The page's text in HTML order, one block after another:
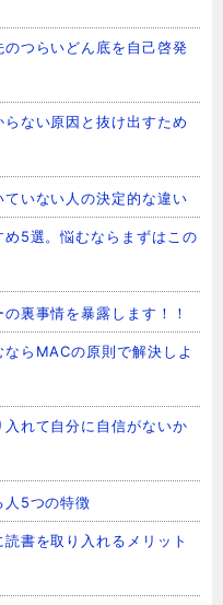
つらいどん底を自己啓発
ない原因と抜け出すため
いない人の決定的な違い
5選。悩むならまずはこの
裏事情を暴露します！！
らMACの原則で解決しよ
れて自分に自信がないか
人5つの特徴
書を取り入れるメリット